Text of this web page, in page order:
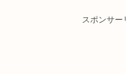
スポンサー